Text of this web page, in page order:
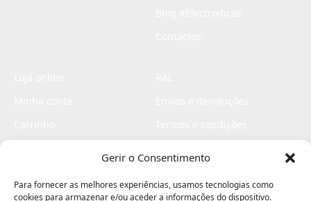
Gerir o Consentimento
Para fornecer as melhores experiências, usamos tecnologias como
cookies para armazenar e/ou aceder a informações do dispositivo.
Livro de elogios